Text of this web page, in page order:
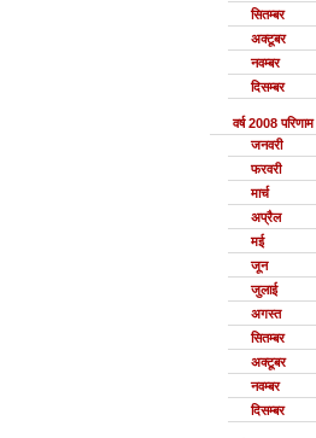
सितम्बर
अक्टूबर
नवम्बर
दिसम्बर
वर्ष 2008 परिणाम
जनवरी
फरवरी
मार्च
अप्रैल
मई
जून
जुलाई
अगस्त
सितम्बर
अक्टूबर
नवम्बर
दिसम्बर